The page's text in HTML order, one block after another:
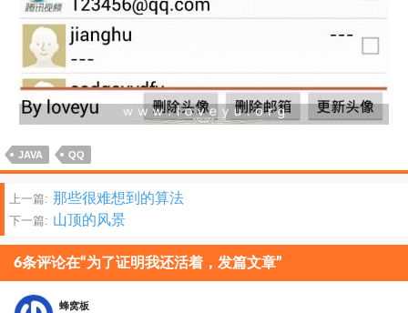
JAVA QQ
文
章
分
页
上一篇: 那些很难想到的算法
下一篇: 山顶的风景
6条评论在“为了证明我还活着，发篇文章”
蜂窝板